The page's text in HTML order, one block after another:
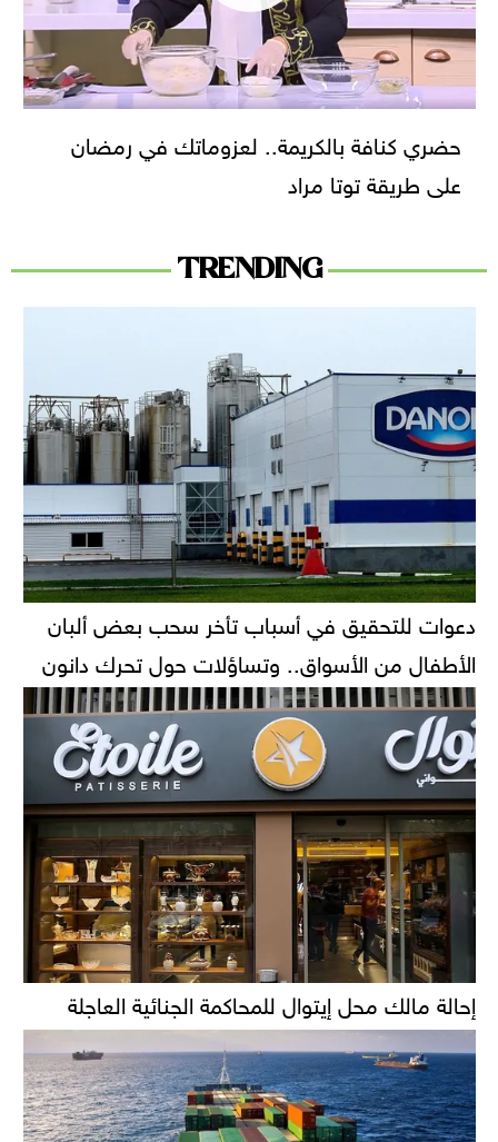
حضري كنافة بالكريمة.. لعزوماتك في رمضان
على طريقة توتا مراد
TRENDING
دعوات للتحقيق في أسباب تأخر سحب بعض ألبان
الأطفال من الأسواق.. وتساؤلات حول تحرك دانون
إحالة مالك محل إيتوال للمحاكمة الجنائية العاجلة